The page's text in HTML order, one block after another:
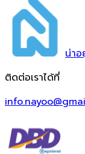
น่าอ
ติดต่อเราได้ที่